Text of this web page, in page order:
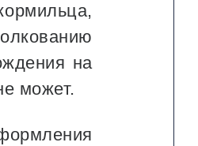
на
может.